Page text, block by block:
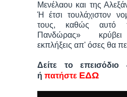
Μενέλαου και της
Ή έτσι τουλάχιστον
τους, καθώς αυτό
Πανδώρας» κρύβει
εκπλήξεις απ' όσες θα
Δείτε το
ή πατήστε ΕΔΩ